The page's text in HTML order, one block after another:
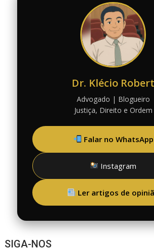
Dr. Klécio Robert
Advogado | Blogueiro
Justiça, Direito e Ordem
Falar no WhatsApp
Instagram
Ler artigos de
SIGA-NOS